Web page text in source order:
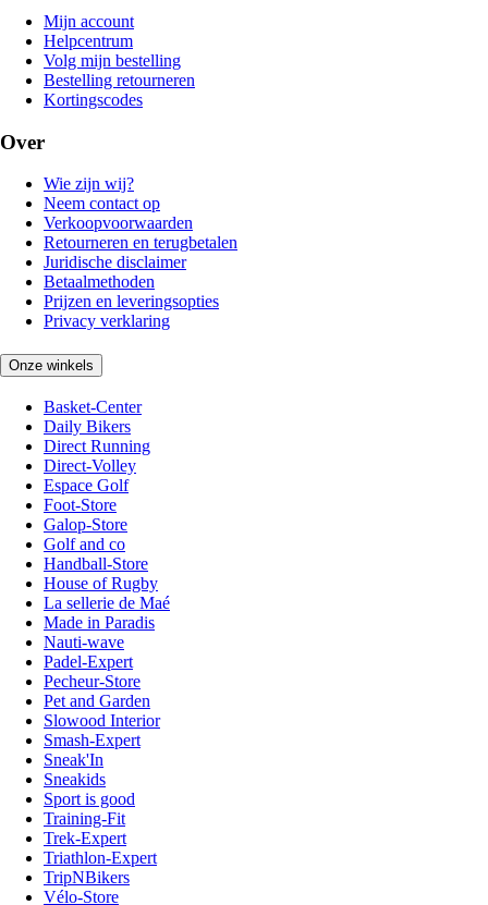
Mijn account
Helpcentrum
Volg mijn bestelling
Bestelling retourneren
Kortingscodes
Over
Wie zijn wij?
Neem contact op
Verkoopvoorwaarden
Retourneren en terugbetalen
Juridische disclaimer
Betaalmethoden
Prijzen en leveringsopties
Privacy verklaring
Onze winkels
Basket-Center
Daily Bikers
Direct Running
Direct-Volley
Espace Golf
Foot-Store
Galop-Store
Golf and co
Handball-Store
House of Rugby
La sellerie de Maé
Made in Paradis
Nauti-wave
Padel-Expert
Pecheur-Store
Pet and Garden
Slowood Interior
Smash-Expert
Sneak'In
Sneakids
Sport is good
Training-Fit
Trek-Expert
Triathlon-Expert
TripNBikers
Vélo-Store